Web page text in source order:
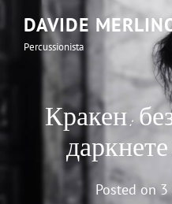
DAVIDE
Percussionista
Кракен:
Posted on 3